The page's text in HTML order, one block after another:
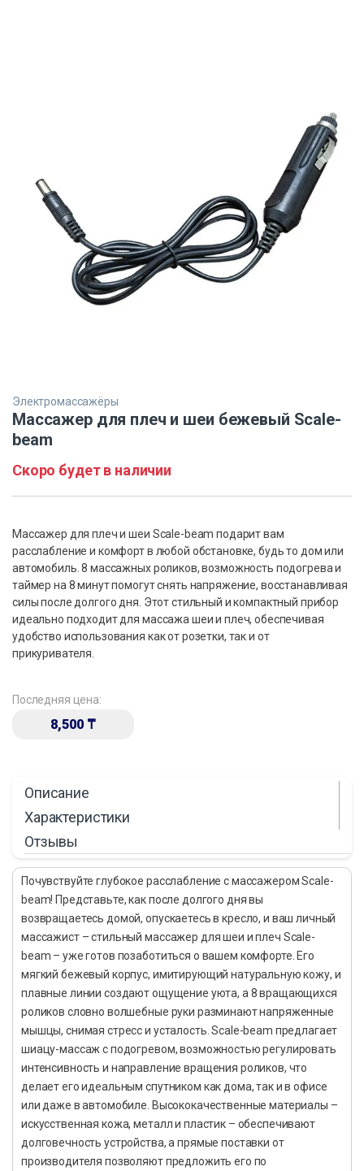
Электромассажёры
Массажер для плеч и шеи бежевый Scale-
beam
Скоро будет в наличии
Массажер для плеч и шеи Scale-beam подарит вам
расслабление и комфорт в любой обстановке, будь то дом или
автомобиль. 8 массажных роликов, возможность подогрева и
таймер на 8 минут помогут снять напряжение, восстанавливая
силы после долгого дня. Этот стильный и компактный прибор
идеально подходит для массажа шеи и плеч, обеспечивая
удобство использования как от розетки, так и от
прикуривателя.
Последняя цена:
8,500 ₸
Описание
Характеристики
Отзывы
Почувствуйте глубокое расслабление с массажером Scale-
beam! Представьте, как после долгого дня вы
возвращаетесь домой, опускаетесь в кресло, и ваш личный
массажист – стильный массажер для шеи и плеч Scale-
beam – уже готов позаботиться о вашем комфорте. Его
мягкий бежевый корпус, имитирующий натуральную кожу, и
плавные линии создают ощущение уюта, а 8 вращающихся
роликов словно волшебные руки разминают напряженные
мышцы, снимая стресс и усталость. Scale-beam предлагает
шиацу-массаж с подогревом, возможностью регулировать
интенсивность и направление вращения роликов, что
делает его идеальным спутником как дома, так и в офисе
или даже в автомобиле. Высококачественные материалы –
искусственная кожа, металл и пластик – обеспечивают
долговечность устройства, а прямые поставки от
производителя позволяют предложить его по